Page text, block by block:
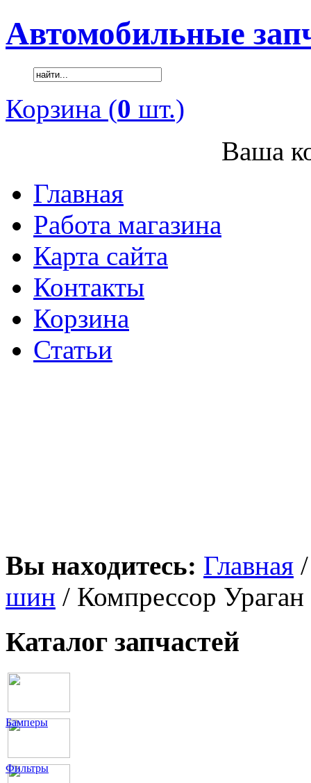
Автомобильные
Корзина (0 шт.)
Ваша
Главная
Работа магазина
Карта сайта
Контакты
Корзина
Статьи
Вы находитесь: Главная
шин / Компрессор Ураган
Каталог запчастей
Бамперы
Фильтры